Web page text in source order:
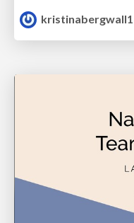
kristinabergwall1